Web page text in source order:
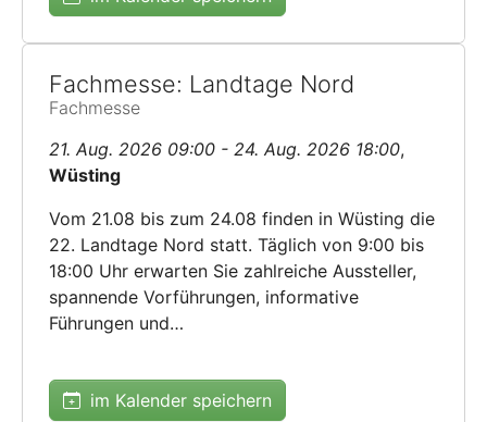
Fachmesse: Landtage Nord
Fachmesse
21. Aug. 2026 09:00 - 24. Aug. 2026 18:00,
Wüsting
Vom 21.08 bis zum 24.08 finden in Wüsting die
22. Landtage Nord statt. Täglich von 9:00 bis
18:00 Uhr erwarten Sie zahlreiche Aussteller,
spannende Vorführungen, informative
Führungen und…
im Kalender speichern